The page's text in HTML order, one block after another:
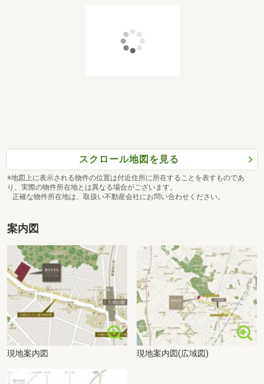
Lr1
3LDK+WIC
スクロール地図を見る
※地図上に表示される物件の位置は付近住所に所在することを表すものであ
り、実際の物件所在地とは異なる場合がございます。
正確な物件所在地は、取扱い不動産会社にお問い合わせください。
案内図
現地案内図 現地案内図(広域図)